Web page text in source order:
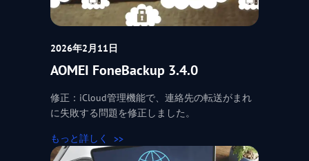
2026年2月11日
AOMEI FoneBackup 3.4.0
修正：iCloud管理機能で、連絡先の転送がまれ
に失敗する問題を修正しました。
もっと詳しく